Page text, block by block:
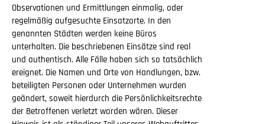
Observationen und Ermittlungen einmalig, oder
regelmäßig aufgesuchte Einsatzorte. In den
genannten Städten werden keine Büros
unterhalten. Die beschriebenen Einsätze sind real
und authentisch. Alle Fälle haben sich so tatsächlich
ereignet. Die Namen und Orte von Handlungen, bzw.
beteiligten Personen oder Unternehmen wurden
geändert, soweit hierdurch die Persönlichkeitsrechte
der Betroffenen verletzt worden wären. Dieser